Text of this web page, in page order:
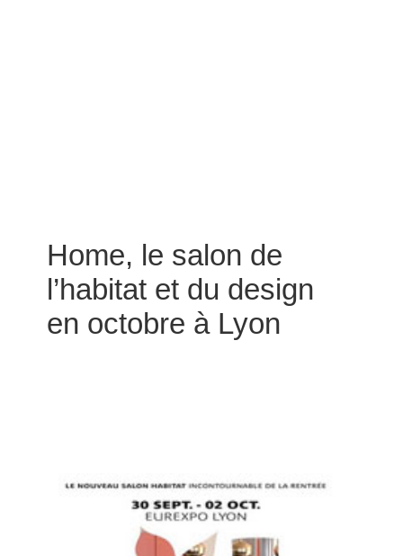
Home, le salon de
l’habitat et du design
en octobre à Lyon